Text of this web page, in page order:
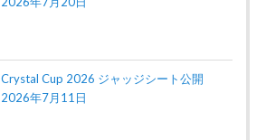
Crystal Cup 2026 ジャッジシート公開
2026年7月11日